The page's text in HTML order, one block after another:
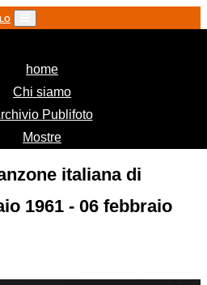
home(current)
Chi siamo
Publifoto
Mostre
italiana di
1961 - 06 febbraio